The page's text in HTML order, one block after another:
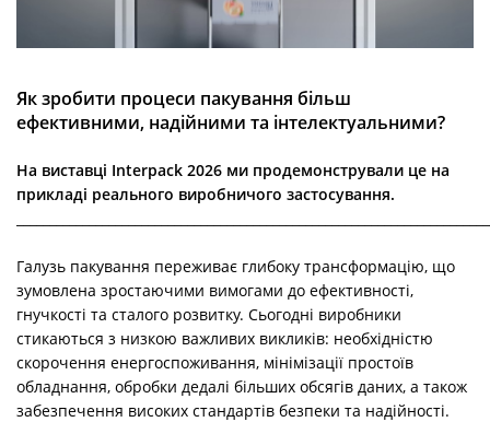
Як зробити процеси пакування більш
ефективними, надійними та інтелектуальними?
На виставці Interpack 2026 ми продемонстрували це на
прикладі реального виробничого застосування.
Галузь пакування переживає глибоку трансформацію, що
зумовлена зростаючими вимогами до ефективності,
гнучкості та сталого розвитку. Сьогодні виробники
стикаються з низкою важливих викликів: необхідністю
скорочення енергоспоживання, мінімізації простоїв
обладнання, обробки дедалі більших обсягів даних, а також
забезпечення високих стандартів безпеки та надійності.